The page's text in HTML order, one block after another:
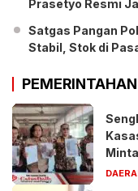
Prasetyo Resmi
Satgas Pangan
Stabil, Stok di
PEMERINTAHAN
Anak